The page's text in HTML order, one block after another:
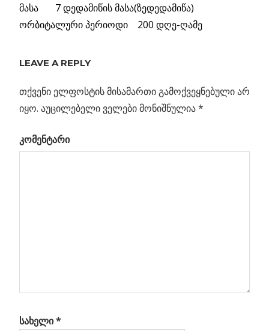
მასა 7 დედამიწის მასა(ზედედამიწა)
ორბიტალური პერიოდი 200 დღე-ღამე
ᲡᲐᲡᲘᲪᲝᲪᲮᲚᲝ
პოსტის
Post:
დაკარგული
გამა-
LEAVE A REPLY
თქვენი ელფოსტის მისამართი გამოქვეყნებული არ
იყო. აუცილებელი ველები მონიშნულია*
კომენტარი
სახელი*